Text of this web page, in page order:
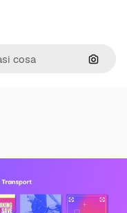
Cerca